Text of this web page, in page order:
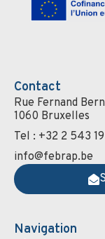
Navigation
Contact
Rue Fernand
1060 Bruxelles
Tel : +32 2 543 19
info@febrap.be